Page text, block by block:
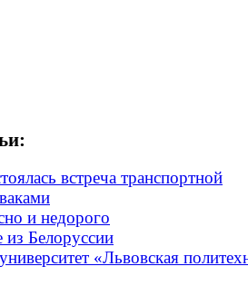
встреча транспортной
и недорого
Белоруссии
«Львовская